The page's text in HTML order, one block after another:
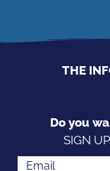
THE
Do you
SIGN